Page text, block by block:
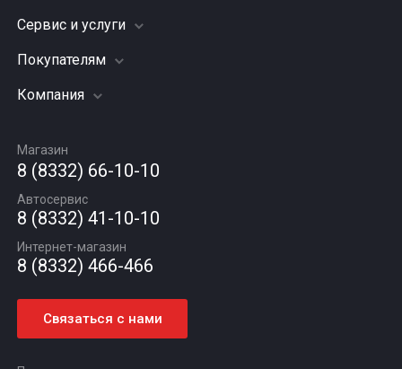
Шины
Грузовые шины
Диски
Автомасла
Сервис и услуги
Заправка кондиционера
Подвеска (ходовая часть)
Шиномонтаж
Покупателям
Акции
Гарантии и возврат
Компания
Вакансии
Новости
Статьи
Контакты
Магазин
8 (8332) 66-10-10
Автосервис
8 (8332) 41-10-10
Интернет-магазин
8 (8332) 466-466
Связаться с нами